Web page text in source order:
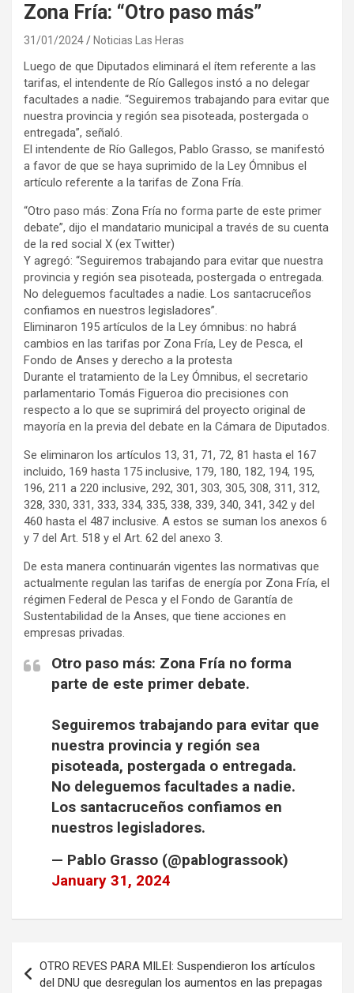
Zona Fría: “Otro paso más”
31/01/2024 Noticias Las Heras
Luego de que Diputados eliminará el ítem referente a las
tarifas, el intendente de Río Gallegos instó a no delegar
facultades a nadie. “Seguiremos trabajando para evitar que
nuestra provincia y región sea pisoteada, postergada o
entregada”, señaló.
El intendente de Río Gallegos, Pablo Grasso, se manifestó
a favor de que se haya suprimido de la Ley Ómnibus el
artículo referente a la tarifas de Zona Fría.
“Otro paso más: Zona Fría no forma parte de este primer
debate”, dijo el mandatario municipal a través de su cuenta
de la red social X (ex Twitter)
Y agregó: “Seguiremos trabajando para evitar que nuestra
provincia y región sea pisoteada, postergada o entregada.
No deleguemos facultades a nadie. Los santacruceños
confiamos en nuestros legisladores”.
Eliminaron 195 artículos de la Ley ómnibus: no habrá
cambios en las tarifas por Zona Fría, Ley de Pesca, el
Fondo de Anses y derecho a la protesta
Durante el tratamiento de la Ley Ómnibus, el secretario
parlamentario Tomás Figueroa dio precisiones con
respecto a lo que se suprimirá del proyecto original de
mayoría en la previa del debate en la Cámara de Diputados.
Se eliminaron los artículos 13, 31, 71, 72, 81 hasta el 167
incluido, 169 hasta 175 inclusive, 179, 180, 182, 194, 195,
196, 211 a 220 inclusive, 292, 301, 303, 305, 308, 311, 312,
328, 330, 331, 333, 334, 335, 338, 339, 340, 341, 342 y del
460 hasta el 487 inclusive. A estos se suman los anexos 6
y 7 del Art. 518 y el Art. 62 del anexo 3.
De esta manera continuarán vigentes las normativas que
actualmente regulan las tarifas de energía por Zona Fría, el
régimen Federal de Pesca y el Fondo de Garantía de
Sustentabilidad de la Anses, que tiene acciones en
empresas privadas.
Otro paso más: Zona Fría no forma
parte de este primer debate.
Seguiremos trabajando para evitar que
nuestra provincia y región sea
pisoteada, postergada o entregada.
No deleguemos facultades a nadie.
Los santacruceños confiamos en
nuestros legisladores.
— Pablo Grasso (@pablograssook)
January 31, 2024
de
OTRO REVES PARA MILEI: Suspendieron los artículos
del DNU que desregulan los aumentos en las prepagas